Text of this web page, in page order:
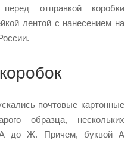
отправкой коробки
лентой с нанесением на
почтовые картонные
образца, нескольких
А до Ж. Причем, буквой А